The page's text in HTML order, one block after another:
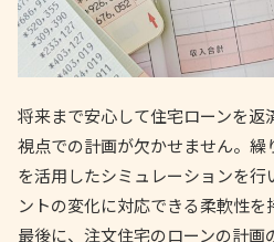
将来まで安心して住宅ローンを
視点での計画が欠かせません。
を活用したシミュレーションを
ントの変化に対応できる柔軟性を
最後に、注文住宅のローンの計画